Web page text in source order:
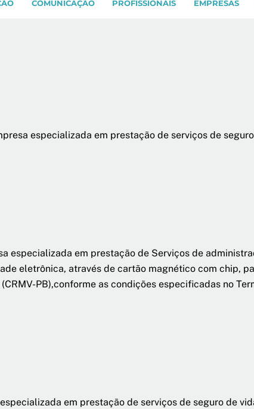
COMUNICAÇÃO PROFISSIONAIS EMPRESAS
especializada em prestação de serviços de
especializada em prestação de Serviços de
eletrônica, através de cartão magnético com chip,
PB),conforme as condições especificadas no
em prestação de serviços de seguro de